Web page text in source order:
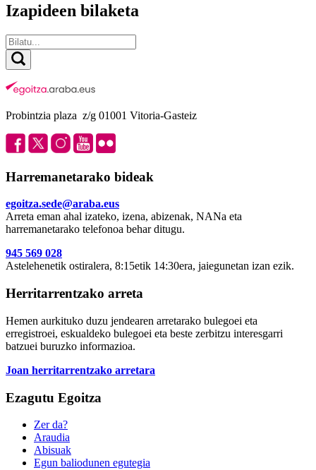
Izapideen bilaketa
Probintzia plaza z/g 01001 Vitoria-Gasteiz
Harremanetarako bideak
egoitza.sede@araba.eus
Arreta eman ahal izateko, izena, abizenak, NANa eta
harremanetarako telefonoa behar ditugu.
945 569 028
Astelehenetik ostiralera, 8:15etik 14:30era, jaiegunetan izan ezik.
Herritarrentzako arreta
Hemen aurkituko duzu jendearen arretarako bulegoei eta
erregistroei, eskualdeko bulegoei eta beste zerbitzu interesgarri
batzuei buruzko informazioa.
Joan herritarrentzako arretara
Ezagutu Egoitza
Zer da?
Araudia
Abisuak
Egun baliodunen egutegia